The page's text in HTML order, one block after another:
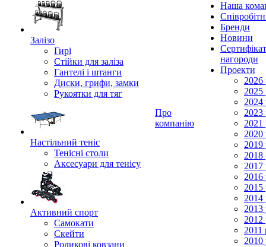
Залізо
Гирі
Стійки для заліза
Гантелі і штанги
Диски, грифи, замки
Рукоятки для тяг
Настільний теніс
Тенісні столи
Аксесуари для тенісу
Активний спорт
Самокати
Скейти
Роликові ковзани
Про
компанію
Наша
Бренди
Новини
нагороди
Проекти
2026
2025
2024
2023
2021
2020
2019
2018
2017
2016
2015
2014
2013
2012
2011
2010